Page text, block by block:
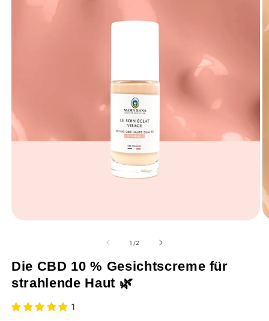
modalen
Fenster
öffnen
1 /von
2
Die CBD 10 % Gesichtscreme für
strahlende Haut 🌿
1